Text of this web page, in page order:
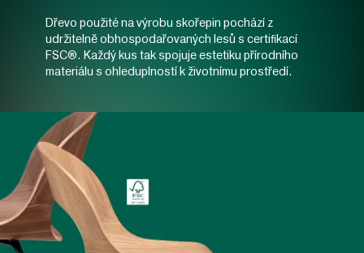
Dřevo použité na výrobu skořepin pochází z
udržitelně obhospodařovaných lesů s certifikací
FSC®. Každý kus tak spojuje estetiku přírodního
materiálu s ohleduplností k životnímu prostředí.